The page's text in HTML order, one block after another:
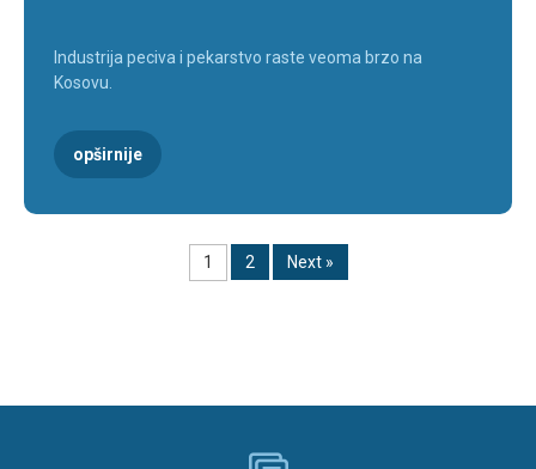
Industrija peciva i pekarstvo raste veoma brzo na
Kosovu.
opširnije
1 2 Next »